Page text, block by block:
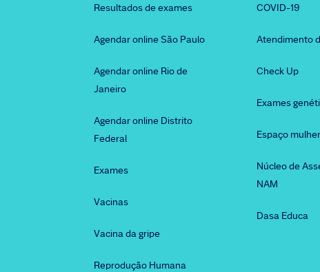
Resultados de exames
Agendar online São Paulo
Agendar online Rio de
Janeiro
Agendar online Distrito
Federal
Exames
Vacinas
Vacina da gripe
Reprodução Humana
COVID-19
Atendimento
Check Up
Exames
Espaço mulher
Núcleo de
NAM
Dasa Educa